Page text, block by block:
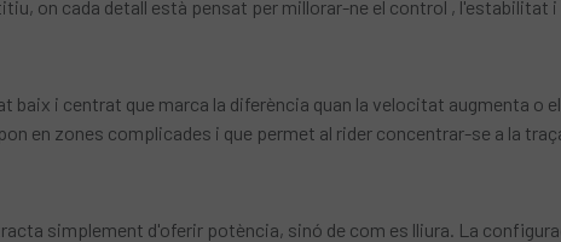
on cada detall està pensat per millorar-ne el control , l'estabilitat
baix i centrat que marca la diferència quan la velocitat augmenta o
en zones complicades i que permet al rider concentrar-se a la
simplement d'oferir potència, sinó de com es lliura. La